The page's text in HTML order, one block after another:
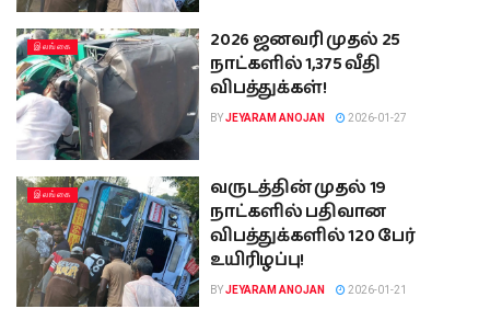
இலங்கை
2026 ஜனவரி முதல் 25
நாட்களில் 1,375 வீதி
விபத்துக்கள்!
BYJEYARAM ANOJAN 2026-01-27
இலங்கை
வருடத்தின் முதல் 19
நாட்களில் பதிவான
விபத்துக்களில் 120 பேர்
உயிரிழப்பு!
BYJEYARAM ANOJAN 2026-01-21